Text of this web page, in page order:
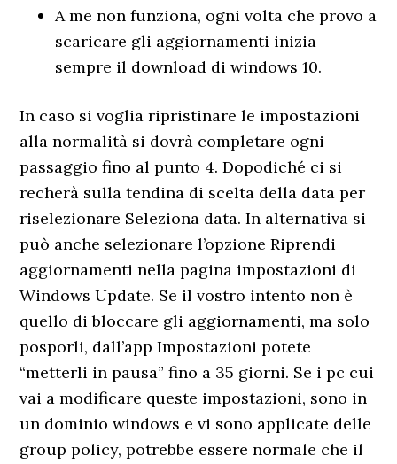
A me non funziona, ogni volta che provo a
scaricare gli aggiornamenti inizia
sempre il download di windows 10.
In caso si voglia ripristinare le impostazioni
alla normalità si dovrà completare ogni
passaggio fino al punto 4. Dopodiché ci si
recherà sulla tendina di scelta della data per
riselezionare Seleziona data. In alternativa si
può anche selezionare l’opzione Riprendi
aggiornamenti nella pagina impostazioni di
Windows Update. Se il vostro intento non è
quello di bloccare gli aggiornamenti, ma solo
posporli, dall’app Impostazioni potete
“metterli in pausa” fino a 35 giorni. Se i pc cui
vai a modificare queste impostazioni, sono in
un dominio windows e vi sono applicate delle
group policy, potrebbe essere normale che il